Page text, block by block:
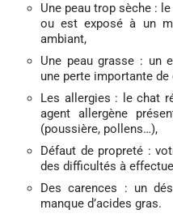
Une peau trop sèche :
ou est exposé à un
ambiant,
Une peau grasse : un
une perte importante
Les allergies : le chat
agent allergène
(poussière, pollens…),
Défaut de propreté :
des difficultés à
Des carences : un
manque d’acides gras.